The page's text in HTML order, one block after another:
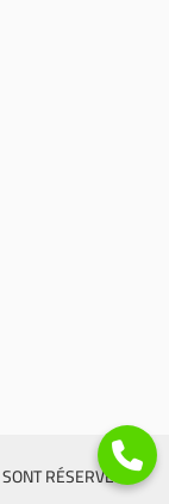
RÉSERVÉS.